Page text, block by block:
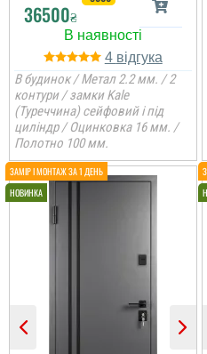
36500₴
4
В будинок / Метал 2.2 мм. / 2
контури / замки Kale
(Туреччина) сейфовий і під
циліндр / Оцинковка 16 мм. /
Полотно 100 мм.